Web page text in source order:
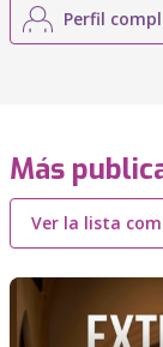
Perfil
Más
Ver la lista